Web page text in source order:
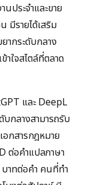
ประจำและขาย
มีรายได้เสริม
ากระดับกลาง
ใจสไตล์ที่ตลาด
และ DeepL
กลางสามารถรับ
อกสารกฎหมาย
ต่อคำแปลภาษา
าทต่อคำ คนที่ทำ